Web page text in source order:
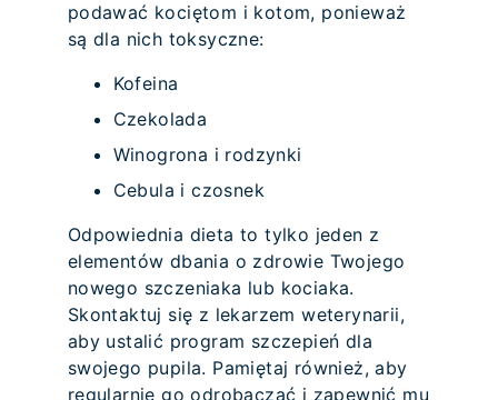
podawać kociętom i kotom, ponieważ
są dla nich toksyczne:
Kofeina
Czekolada
Winogrona i rodzynki
Cebula i czosnek
Odpowiednia dieta to tylko jeden z
elementów dbania o zdrowie Twojego
nowego szczeniaka lub kociaka.
Skontaktuj się z lekarzem weterynarii,
aby ustalić program szczepień dla
swojego pupila. Pamiętaj również, aby
regularnie go odrobaczać i zapewnić mu